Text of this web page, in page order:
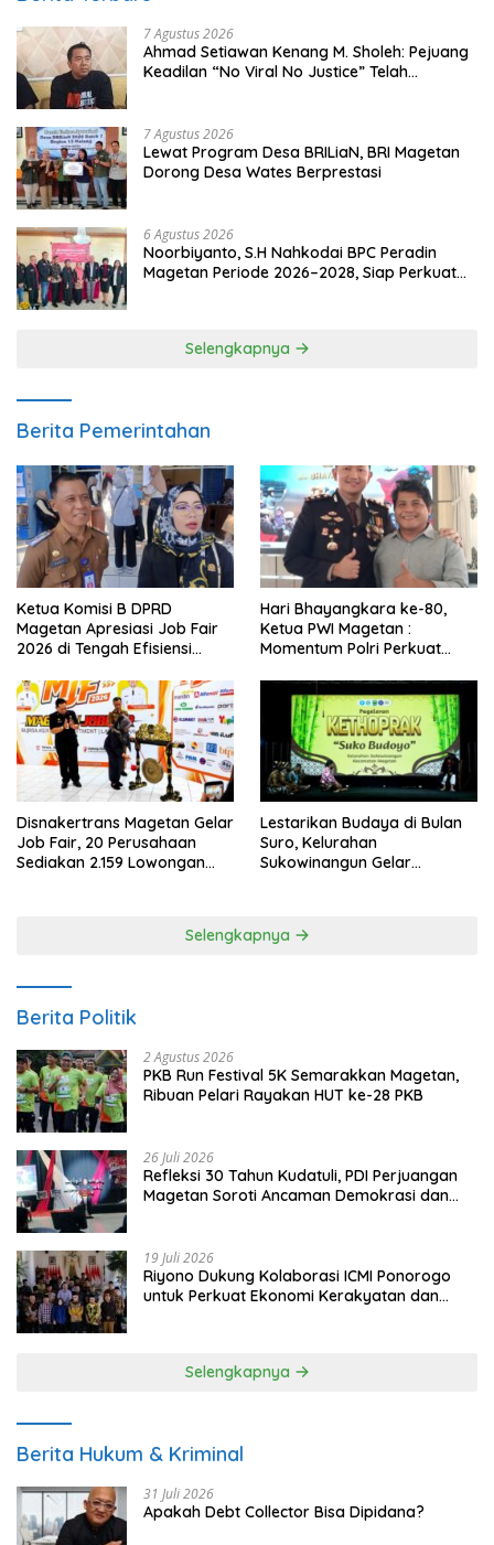
7 Agustus 2026
Ahmad Setiawan Kenang M. Sholeh: Pejuang
Keadilan “No Viral No Justice” Telah
7 Agustus 2026
Lewat Program Desa BRILiaN, BRI Magetan
Dorong Desa Wates Berprestasi
6 Agustus 2026
Noorbiyanto, S.H Nahkodai BPC Peradin
Magetan Periode 2026–2028, Siap Perkuat
Selengkapnya
Berita Pemerintahan
Ketua Komisi B DPRD
Magetan Apresiasi Job Fair
2026 di Tengah Efisiensi
Hari Bhayangkara ke-80,
Ketua PWI Magetan :
Momentum Polri Perkuat
Disnakertrans Magetan Gelar
Job Fair, 20 Perusahaan
Sediakan 2.159 Lowongan
Lestarikan Budaya di Bulan
Suro, Kelurahan
Sukowinangun Gelar
Selengkapnya
Berita Politik
2 Agustus 2026
PKB Run Festival 5K Semarakkan Magetan,
Ribuan Pelari Rayakan HUT ke-28 PKB
26 Juli 2026
Refleksi 30 Tahun Kudatuli, PDI Perjuangan
Magetan Soroti Ancaman Demokrasi dan
19 Juli 2026
Riyono Dukung Kolaborasi ICMI Ponorogo
untuk Perkuat Ekonomi Kerakyatan dan
Selengkapnya
Berita Hukum & Kriminal
31 Juli 2026
Apakah Debt Collector Bisa Dipidana?